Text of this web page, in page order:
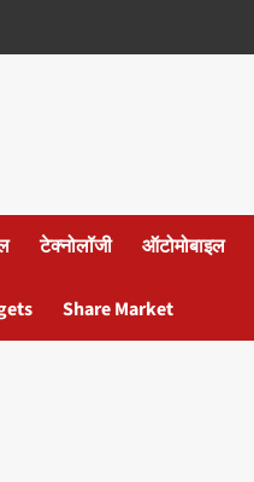
टेक्नोलॉजी ऑटोमोबाइल
Share Market